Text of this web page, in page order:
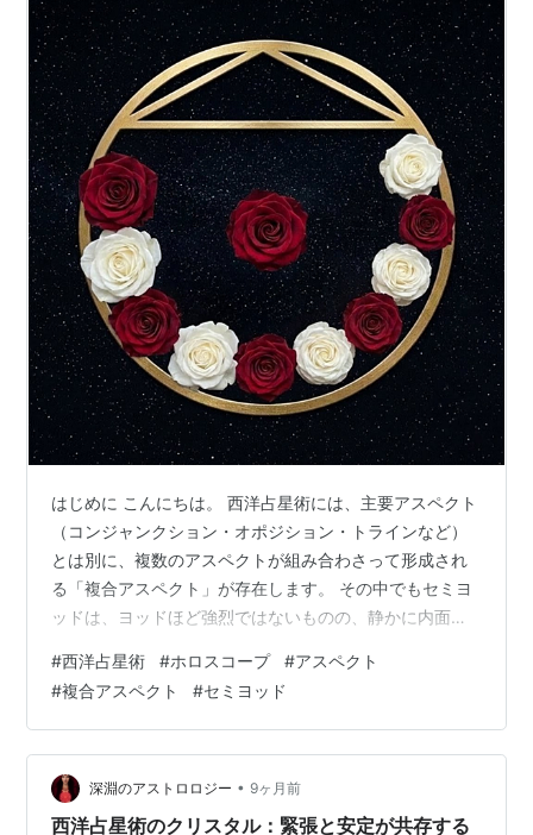
はじめに こんにちは。 西洋占星術には、主要アスペクト
（コンジャンクション・オポジション・トラインなど）
とは別に、複数のアスペクトが組み合わさって形成され
る「複合アスペクト」が存在します。 その中でもセミヨ
ッドは、ヨッドほど強烈ではないものの、静かに内面へ
#西洋占星術 #ホロスコープ #アスペクト
#複合アスペクト #セミヨッド
深淵のアストロロジー • 9ヶ月前
西洋占星術のクリスタル：緊張と安定が共存する